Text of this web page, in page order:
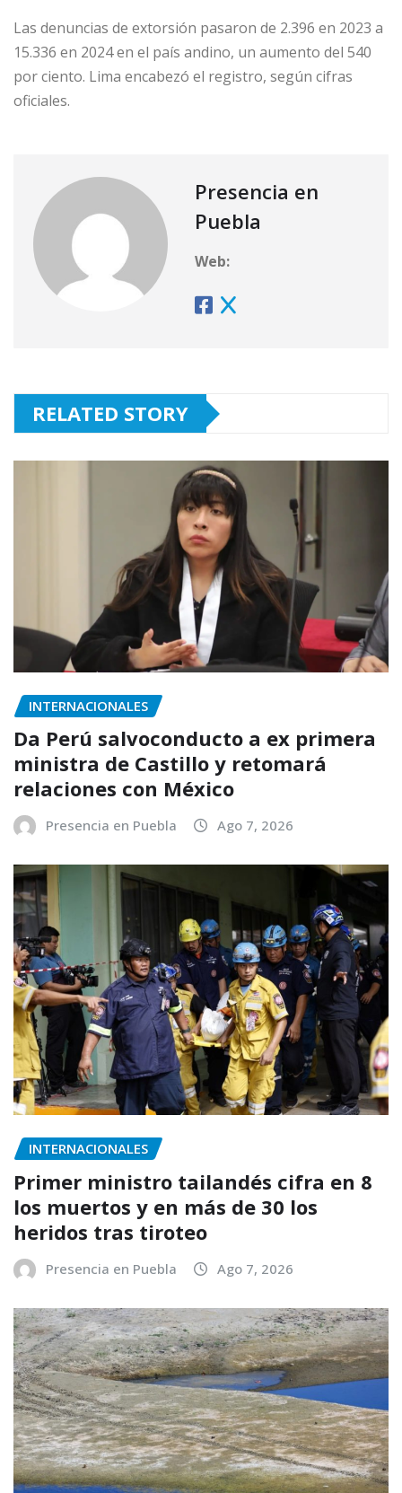
Las denuncias de extorsión pasaron de 2.396 en 2023 a
15.336 en 2024 en el país andino, un aumento del 540
por ciento. Lima encabezó el registro, según cifras
oficiales.
Presencia en
Puebla
Web:
RELATED STORY
INTERNACIONALES
Da Perú salvoconducto a ex primera
ministra de Castillo y retomará
relaciones con México
Presencia en Puebla Ago 7, 2026
INTERNACIONALES
Primer ministro tailandés cifra en 8
los muertos y en más de 30 los
heridos tras tiroteo
Presencia en Puebla Ago 7, 2026